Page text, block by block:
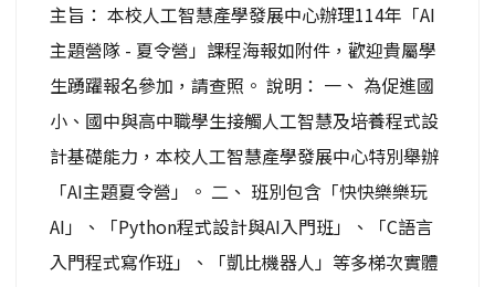
主旨： 本校人工智慧產學發展中心辦理114年「AI
主題營隊 - 夏令營」課程海報如附件，歡迎貴屬學
生踴躍報名參加，請查照。 說明： 一、 為促進國
小、國中與高中職學生接觸人工智慧及培養程式設
計基礎能力，本校人工智慧產學發展中心特別舉辦
「AI主題夏令營」。 二、 班別包含「快快樂樂玩
AI」、「Python程式設計與AI入門班」、「C語言
入門程式寫作班」、「凱比機器人」等多梯次實體